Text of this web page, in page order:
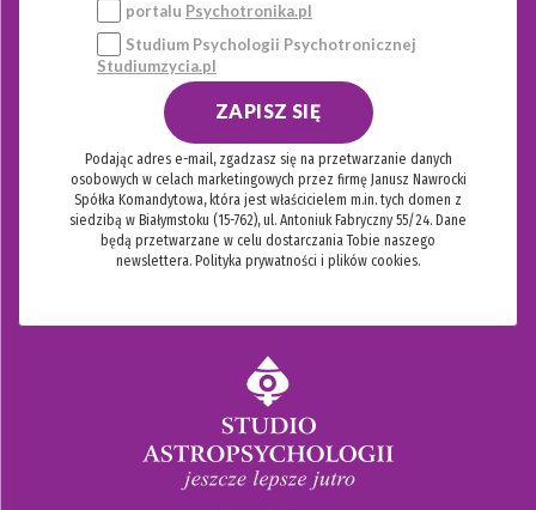
portalu Psychotronika.pl
Studium Psychologii Psychotronicznej
Studiumzycia.pl
ZAPISZ SIĘ
Podając adres e-mail, zgadzasz się na przetwarzanie danych
osobowych w celach marketingowych przez firmę Janusz Nawrocki
Spółka Komandytowa, która jest właścicielem m.in. tych domen z
siedzibą w Białymstoku (15-762), ul. Antoniuk Fabryczny 55/24. Dane
będą przetwarzane w celu dostarczania Tobie naszego
newslettera. Polityka prywatności i plików cookies.